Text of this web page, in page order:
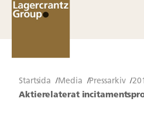
Startsida Media Pressarkiv
Aktierelaterat